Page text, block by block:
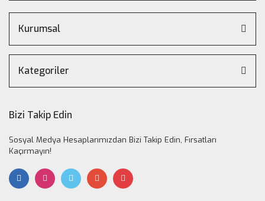
Kurumsal
Kategoriler
Bizi Takip Edin
Sosyal Medya Hesaplarımızdan Bizi Takip Edin, Fırsatları
Kaçırmayın!